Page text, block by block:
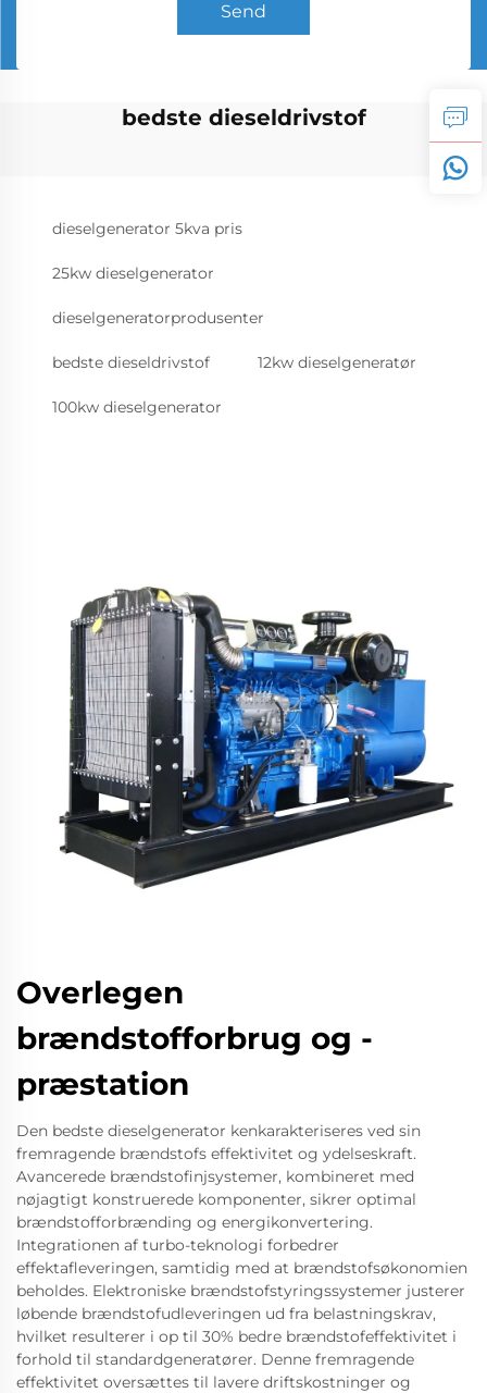
Send
bedste dieseldrivstof
dieselgenerator 5kva pris
25kw dieselgenerator
dieselgeneratorprodusenter
bedste dieseldrivstof 12kw dieselgeneratør
100kw dieselgenerator
Overlegen
brændstofforbrug og -
præstation
Den bedste dieselgenerator kenkarakteriseres ved sin
fremragende brændstofs effektivitet og ydelseskraft.
Avancerede brændstofinjsystemer, kombineret med
nøjagtigt konstruerede komponenter, sikrer optimal
brændstofforbrænding og energikonvertering.
Integrationen af turbo-teknologi forbedrer
effektafleveringen, samtidig med at brændstofsøkonomien
beholdes. Elektroniske brændstofstyringssystemer justerer
løbende brændstofudleveringen ud fra belastningskrav,
hvilket resulterer i op til 30% bedre brændstofeffektivitet i
forhold til standardgeneratører. Denne fremragende
effektivitet oversættes til lavere driftskostninger og